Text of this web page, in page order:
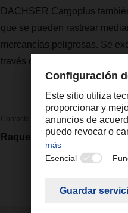
DACHSER Cargoplus
que se pueden rastrear
mercancías peligrosas. Se
través de los países de la
Contacto
Raquel Forte